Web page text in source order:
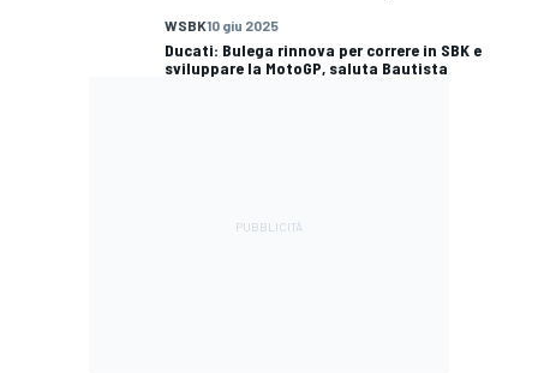
WSBK10 giu 2025
Ducati: Bulega rinnova per correre in SBK e
sviluppare la MotoGP, saluta Bautista